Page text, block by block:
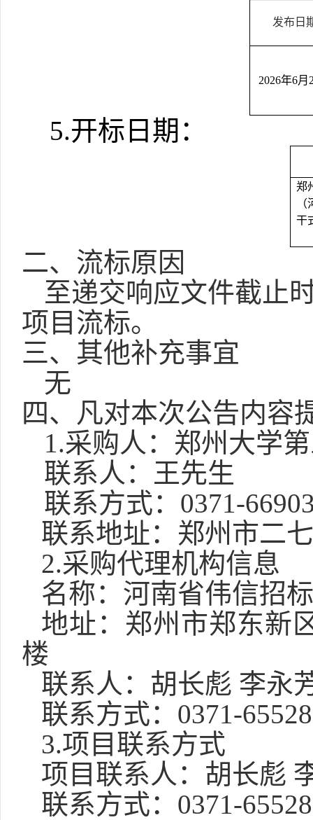
发布日
2026年6月
5.开标日期：
郑
干
二、流标原因
至递交响应文件截止
项目流标。
三、其他补充事宜
无
四、凡对本次公告内容
1.采购人： 郑州大学
联系人： 王先生
联系方式： 0371-
联系地址： 郑州市二
2.采购代理机构信息
名称：河南省伟信招
地址：郑州市郑东新
楼
联系人 ： 胡长彪 李永
联系方式： 0371-
3.项目联系方式
项目联系人： 胡长彪
联系方式： 0371-